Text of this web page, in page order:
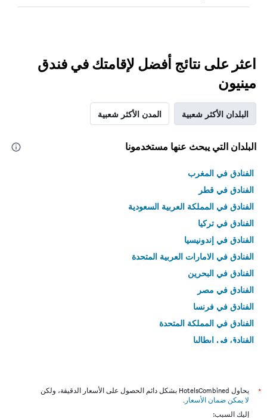
اعثر على نتائج أفضل لإقامتك في فندق
مينيون
البلدان الأكثر شعبية المدن الأكثر شعبية
البلدان التي يبحث عنها مستخدمونا
الفنادق في المغرب
الفنادق في قطر
الفنادق في المملكة العربية السعودية
الفنادق في تركيا
الفنادق في إندونيسيا
الفنادق في الامارات العربية المتحدة
الفنادق في البحرين
الفنادق في مصر
الفنادق في فرنسا
الفنادق في المملكة المتحدة
الفنادق في إيطاليا
*
يحاول HotelsCombined بشكل دائم الحصول على الأسعار الدقيقة، ولكن
لا يمكن ضمان الأسعار .
إليك السبب: